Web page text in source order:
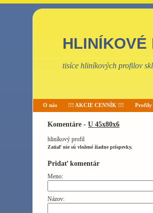
HLINÍKOVÉ
tisíce hliníkových profilov
O nás !!! AKCIE CENNÍK !!! Profily
Komentáre - U 45x80x6
hliníkový profil
Zatiaľ nie sú vložené žiadne príspevky.
Pridať komentár
Meno:
Názov: